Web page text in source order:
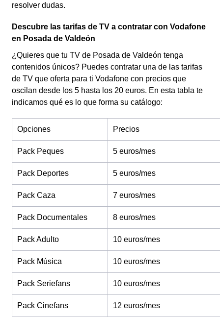
resolver dudas.
Descubre las tarifas de TV a contratar con Vodafone
en Posada de Valdeón
¿Quieres que tu TV de Posada de Valdeón tenga
contenidos únicos? Puedes contratar una de las tarifas
de TV que oferta para ti Vodafone con precios que
oscilan desde los 5 hasta los 20 euros. En esta tabla te
indicamos qué es lo que forma su catálogo:
Opciones Precios
Pack Peques 5 euros/mes
Pack Deportes 5 euros/mes
Pack Caza 7 euros/mes
Pack Documentales 8 euros/mes
Pack Adulto 10 euros/mes
Pack Música 10 euros/mes
Pack Seriefans 10 euros/mes
Pack Cinefans 12 euros/mes